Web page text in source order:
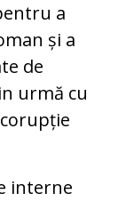
a
și a
de
urmă cu
interne